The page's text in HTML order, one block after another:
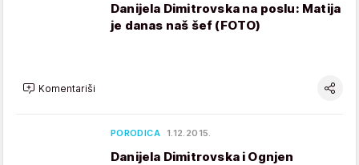
Danijela Dimitrovska na poslu: Matija
je danas naš šef (FOTO)
Komentariši
PORODICA 1.12.2015.
Danijela Dimitrovska i Ognjen